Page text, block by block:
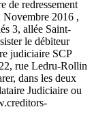
de redressement
Novembre 2016 ,
3, allée Saint-
le débiteur
judiciaire SCP
rue Ledru-Rollin
dans les deux
Judiciaire ou